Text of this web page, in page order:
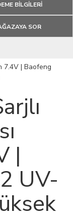
BİLGİLERİ
SOR
7.4V | Baofeng
|
UV-